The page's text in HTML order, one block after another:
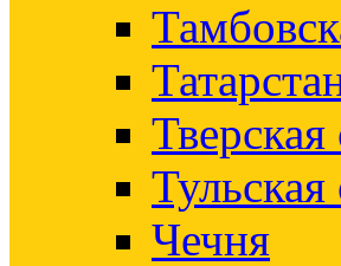
Тверская
Тульская
Чечня